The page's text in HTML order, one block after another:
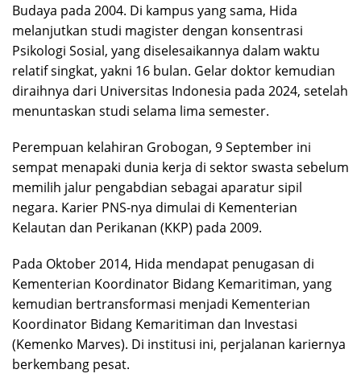
Budaya pada 2004. Di kampus yang sama, Hida
melanjutkan studi magister dengan konsentrasi
Psikologi Sosial, yang diselesaikannya dalam waktu
relatif singkat, yakni 16 bulan. Gelar doktor kemudian
diraihnya dari Universitas Indonesia pada 2024, setelah
menuntaskan studi selama lima semester.
Perempuan kelahiran Grobogan, 9 September ini
sempat menapaki dunia kerja di sektor swasta sebelum
memilih jalur pengabdian sebagai aparatur sipil
negara. Karier PNS-nya dimulai di Kementerian
Kelautan dan Perikanan (KKP) pada 2009.
Pada Oktober 2014, Hida mendapat penugasan di
Kementerian Koordinator Bidang Kemaritiman, yang
kemudian bertransformasi menjadi Kementerian
Koordinator Bidang Kemaritiman dan Investasi
(Kemenko Marves). Di institusi ini, perjalanan kariernya
berkembang pesat.